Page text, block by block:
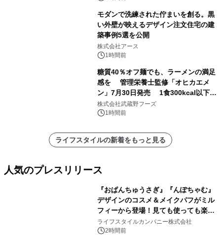
モダンで洗練された佇まいを創る。黒
い外壁が映えるデザイン注文住宅の建
築事例5選を公開
株式会社アース
1時間前
糖質40％オフ麺でも、ラーメンの満足
感を 管理栄養士監修「オヒカエメ
ン」7月30日発売 1食300kcal以下・
1日の1/3量の野菜・塩分3.3g以下を実
現
株式会社武蔵野フーズ
1時間前
ライフスタイルの新着をもっと見る
人気のプレスリリース
『おぱんちゅうさぎ』『んぽちゃむ』
デザインのコスメ＆メイクパフがミル
フィーから登場！見ても使っても楽し
い、ポップでキュートなコレクショ
ン。
ライフスタイルカンパニー株式会社
2時間前